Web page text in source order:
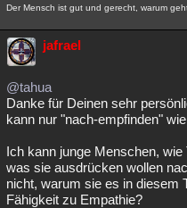
Der Mensch ist gut und gerecht, warum
jafrael
@tahua
Danke für Deinen sehr
kann nur "nach-empfinden"
Ich kann junge Menschen,
was sie ausdrücken wollen
nicht, warum sie es in diesem
Fähigkeit zu Empathie?